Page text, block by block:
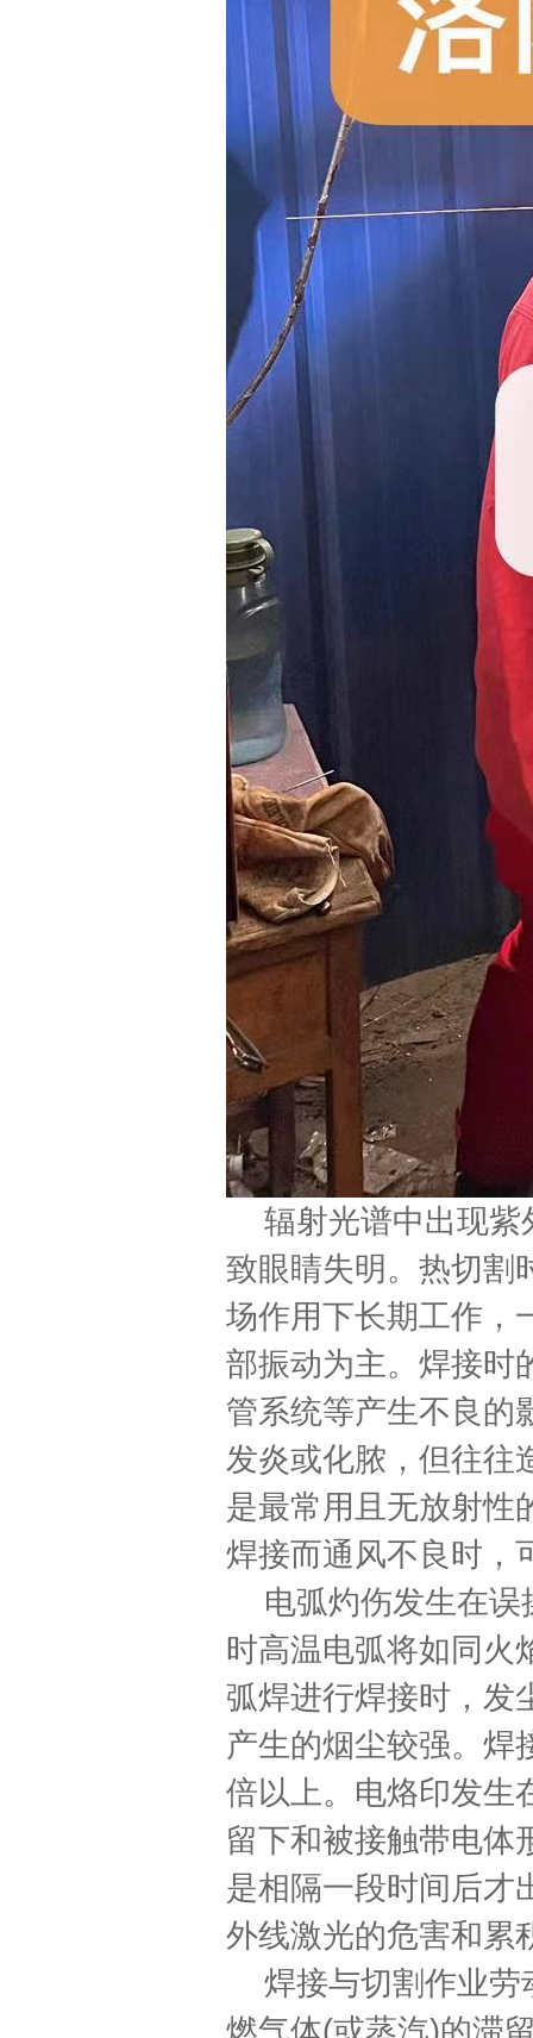
辐射光谱中出现
致眼睛失明。热切割
场作用下长期工作，
部振动为主。焊接时
管系统等产生不良的
发炎或化脓，但往往
是最常用且无放射性
焊接而通风不良时，
电弧灼伤发生在
时高温电弧将如同火
弧焊进行焊接时，发
产生的烟尘较强。焊
倍以上。电烙印发生
留下和被接触带电体
是相隔一段时间后才
外线激光的危害和累
焊接与切割作业
燃气体(或蒸汽)的滞